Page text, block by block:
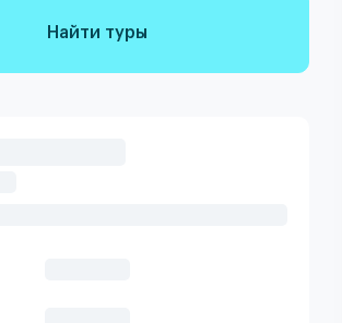
Найти туры